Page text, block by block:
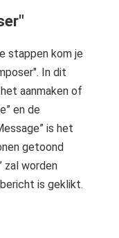
stappen kom je
In dit
aanmaken of
en de
is het
getoond
zal worden
is geklikt.